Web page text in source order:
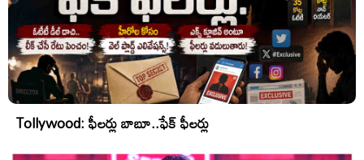
Tollywood: ఫీలర్లు బాబూ..ఫేక్ ఫీలర్లు